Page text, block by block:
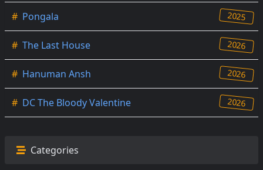
# Pongala 2025
# The Last House 2026
# Hanuman Ansh 2026
# DC The Bloody Valentine 2026
Categories